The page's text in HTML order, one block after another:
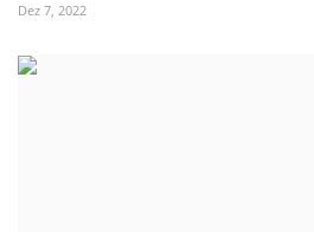
Dez 7, 2022